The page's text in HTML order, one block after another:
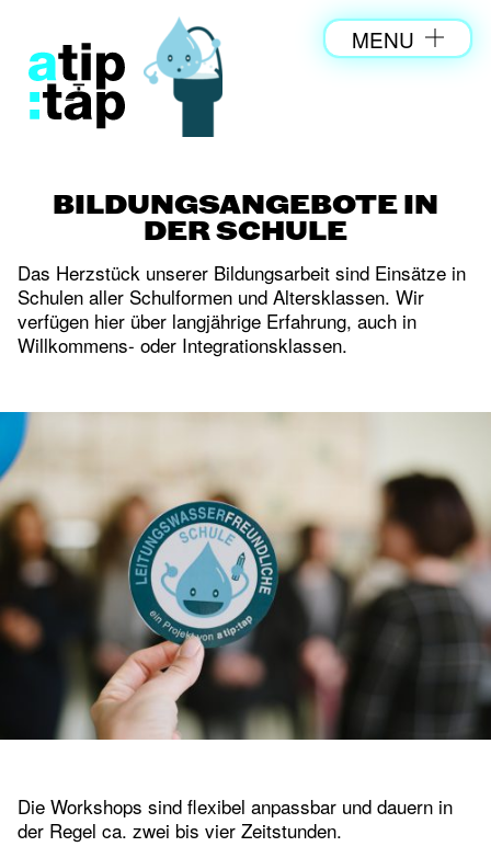
MENU
BILDUNGSANGEBOTE IN
DER SCHULE
Das Herzstück unserer Bildungsarbeit sind Einsätze in
Schulen aller Schulformen und Altersklassen. Wir
verfügen hier über langjährige Erfahrung, auch in
Willkommens- oder Integrationsklassen.
Die Workshops sind flexibel anpassbar und dauern in
der Regel ca. zwei bis vier Zeitstunden.